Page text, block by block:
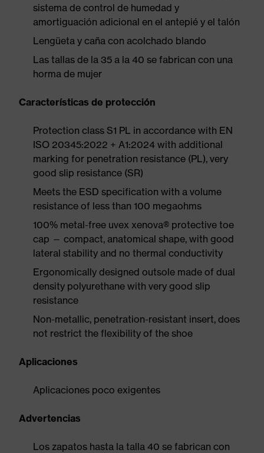
sistema de control de humedad y
amortiguación adicional en el antepié y el talón
Lengüeta y caña con acolchado blando
Las tallas de la 35 a la 40 se fabrican con una
horma de mujer
Características de protección
Protection class S1 PL in accordance with EN
ISO 20345:2022 + A1:2024 with additional
marking for penetration resistance (PL), very
good slip resistance (SR)
Meets the ESD specification with a volume
resistance of less than 100 megaohms
100% metal-free uvex xenova® protective toe
cap — compact, anatomical shape, with good
lateral stability and no thermal conductivity
Ergonomically designed outsole made of dual
density polyurethane with very good slip
resistance
Non-metallic, penetration-resistant insert, does
not restrict the flexibility of the shoe
Aplicaciones
Aplicaciones poco exigentes
Advertencias
Los zapatos hasta la talla 40 se fabrican con